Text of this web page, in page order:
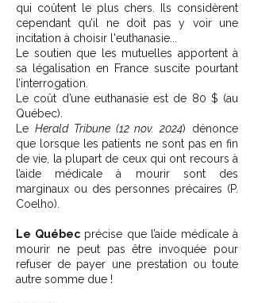
qui coûtent le plus chers. Ils considèrent
cependant qu’il ne doit pas y voir une
incitation à choisir l'euthanasie...
Le soutien que les mutuelles apportent à
sa légalisation en France suscite pourtant
l’interrogation.
Le coût d’une euthanasie est de 80 $ (au
Québec).
Le Herald Tribune (12 nov. 2024) dénonce
que lorsque les patients ne sont pas en fin
de vie, la plupart de ceux qui ont recours à
l’aide médicale à mourir sont des
marginaux ou des personnes précaires (P.
Coelho).
Le Québecprécise que l’aide médicale à
mourir ne peut pas être invoquée pour
refuser de payer une prestation ou toute
autre somme due !